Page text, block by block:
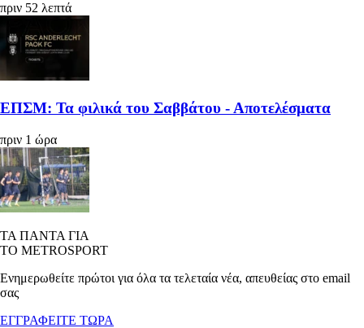
πριν 52 λεπτά
ΕΠΣΜ: Τα φιλικά του Σαββάτου - Αποτελέσματα
πριν 1 ώρα
ΤΑ ΠΑΝΤΑ ΓΙΑ
ΤΟ METROSPORT
Ενημερωθείτε πρώτοι για όλα τα τελεταία νέα, απευθείας στο email
σας
ΕΓΓΡΑΦΕΙΤΕ ΤΩΡΑ